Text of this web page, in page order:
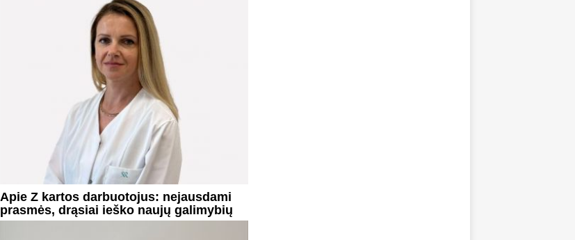
Apie Z kartos darbuotojus: nejausdami
prasmės, drąsiai ieško naujų galimybių